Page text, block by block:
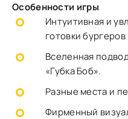
Особенности игры
Интуитивная и
готовки
Вселенная
«Губка Боб».
Разные места и
Фирменный